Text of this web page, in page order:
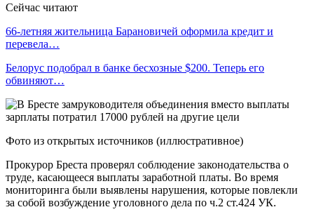
Сейчас читают
66-летняя жительница Барановичей оформила кредит и
перевела…
Белорус подобрал в банке бесхозные $200. Теперь его
обвиняют…
Фото из открытых источников (иллюстративное)
Прокурор Бреста проверял соблюдение законодательства о
труде, касающееся выплаты заработной платы. Во время
мониторинга были выявлены нарушения, которые повлекли
за собой возбуждение уголовного дела по ч.2 ст.424 УК.